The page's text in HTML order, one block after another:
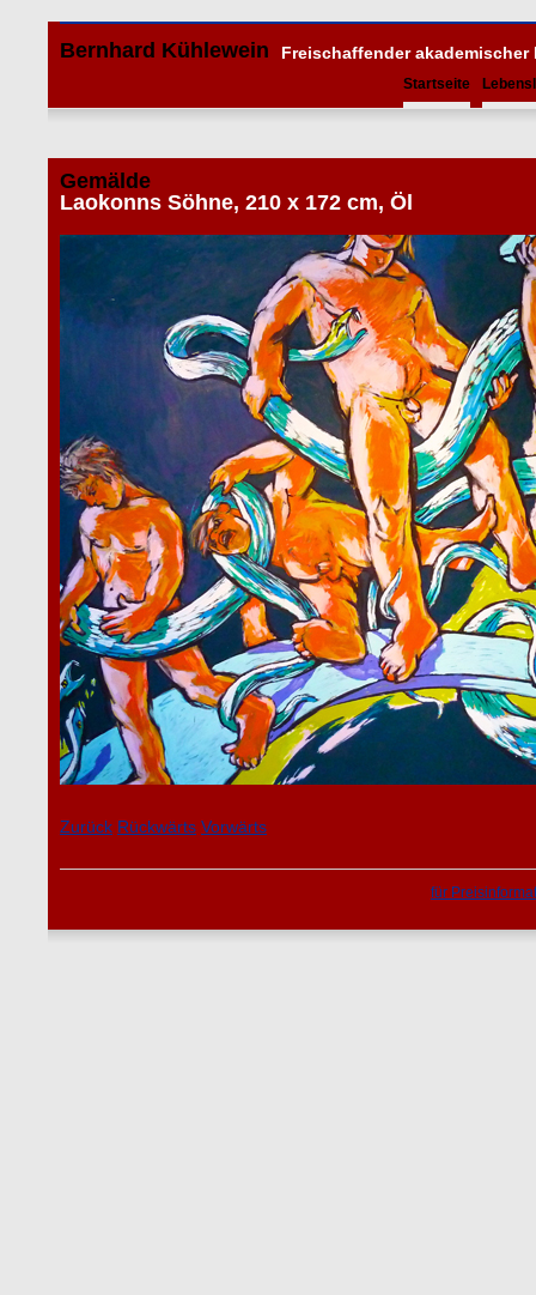
Bernhard Kühlewein Freischaffender akademischer
Startseite
Gemälde
Laokonns Söhne, 210 x 172 cm, Öl
Zurück Rückwärts Vorwärts
für